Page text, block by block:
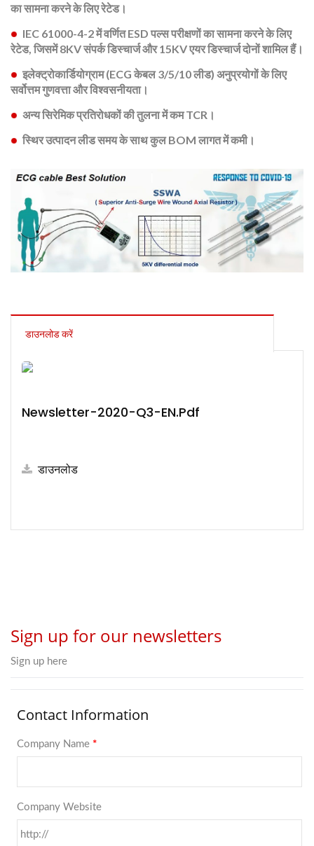
का सामना करने के लिए रेटेड।
IEC 61000-4-2 में वर्णित ESD पल्स परीक्षणों का सामना करने के लिए
रेटेड, जिसमें 8KV संपर्क डिस्चार्ज और 15KV एयर डिस्चार्ज दोनों शामिल हैं।
इलेक्ट्रोकार्डियोग्राम (ECG केबल 3/5/10 लीड) अनुप्रयोगों के लिए
सर्वोत्तम गुणवत्ता और विश्वसनीयता।
अन्य सिरेमिक प्रतिरोधकों की तुलना में कम TCR।
स्थिर उत्पादन लीड समय के साथ कुल BOM लागत में कमी।
डाउनलोड करें
Newsletter-2020-Q3-EN.pdf
डाउनलोड